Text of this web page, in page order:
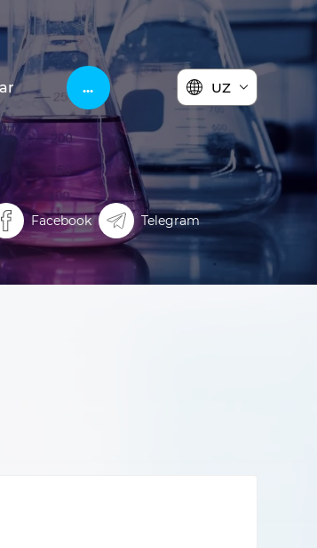
... UZ
Facebook Telegram